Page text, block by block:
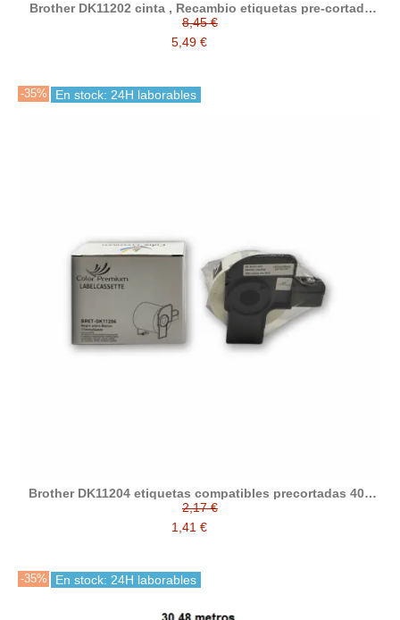
Brother DK11202 cinta , Recambio etiquetas pre-cortada
compatible
8,45 €
5,49 €
-35% En stock: 24H laborables
Brother DK11204 etiquetas compatibles precortadas 400
etiquetas blancas de 17 x 54 mm
2,17 €
1,41 €
-35% En stock: 24H laborables